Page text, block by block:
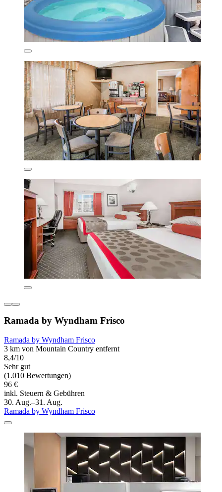
Ramada by Wyndham Frisco
Ramada by Wyndham Frisco
3 km von Mountain Country entfernt
8,4/10
Sehr gut
(1.010 Bewertungen)
96 €
inkl. Steuern & Gebühren
30. Aug.–31. Aug.
Ramada by Wyndham Frisco